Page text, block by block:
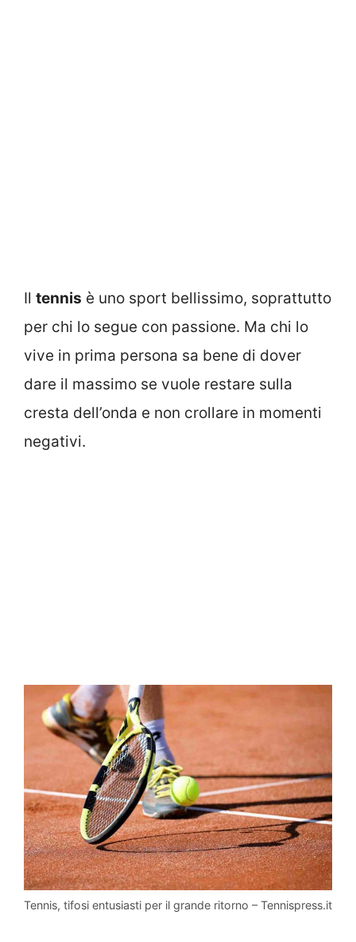
Il tennis è uno sport bellissimo, soprattutto
per chi lo segue con passione. Ma chi lo
vive in prima persona sa bene di dover
dare il massimo se vuole restare sulla
cresta dell’onda e non crollare in momenti
negativi.
Tennis, tifosi entusiasti per il grande ritorno – Tennispress.it